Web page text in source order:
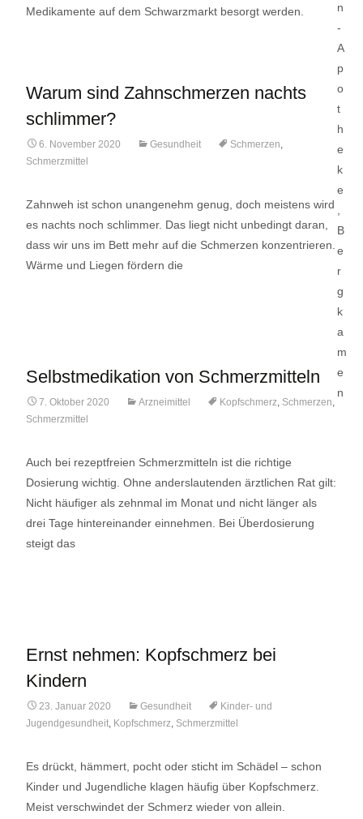
Medikamente auf dem Schwarzmarkt besorgt werden.
Warum sind Zahnschmerzen nachts
schlimmer?
6. November 2020 Gesundheit Schmerzen,
Schmerzmittel
Zahnweh ist schon unangenehm genug, doch meistens wird
es nachts noch schlimmer. Das liegt nicht unbedingt daran,
dass wir uns im Bett mehr auf die Schmerzen konzentrieren.
Wärme und Liegen fördern die
Selbstmedikation von Schmerzmitteln
7. Oktober 2020 Arzneimittel Kopfschmerz, Schmerzen,
Schmerzmittel
Auch bei rezeptfreien Schmerzmitteln ist die richtige
Dosierung wichtig. Ohne anderslautenden ärztlichen Rat gilt:
Nicht häufiger als zehnmal im Monat und nicht länger als
drei Tage hintereinander einnehmen. Bei Überdosierung
steigt das
Ernst nehmen: Kopfschmerz bei
Kindern
23. Januar 2020 Gesundheit
Kinder- und
Jugendgesundheit, Kopfschmerz, Schmerzmittel
Es drückt, hämmert, pocht oder sticht im Schädel – schon
Kinder und Jugendliche klagen häufig über Kopfschmerz.
Meist verschwindet der Schmerz wieder von allein.